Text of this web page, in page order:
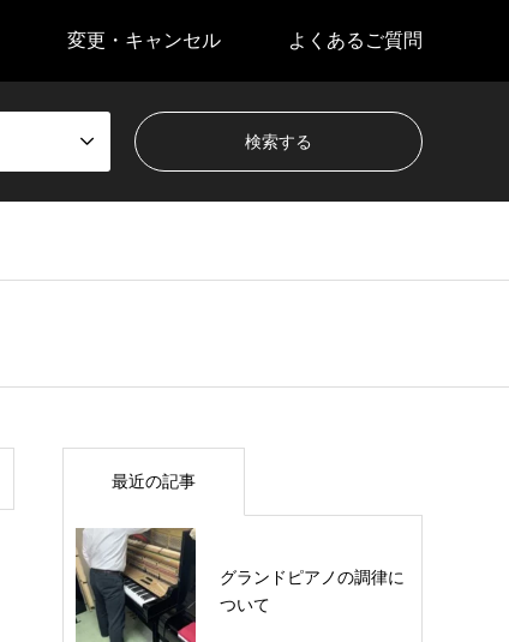
変更・キャンセル よくあるご質問
最近の記事
グランドピアノの調律に
ついて